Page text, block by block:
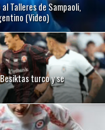
Talleres de Sampaoli,
(Video)
turco y se